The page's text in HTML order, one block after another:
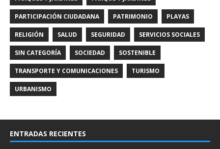
PARTICIPACIÓN CIUDADANA PATRIMONIO PLAYAS
RELIGIÓN SALUD SEGURIDAD SERVICIOS SOCIALES
SIN CATEGORÍA SOCIEDAD SOSTENIBLE
TRANSPORTE Y COMUNICACIONES TURISMO
URBANISMO
ENTRADAS RECIENTES